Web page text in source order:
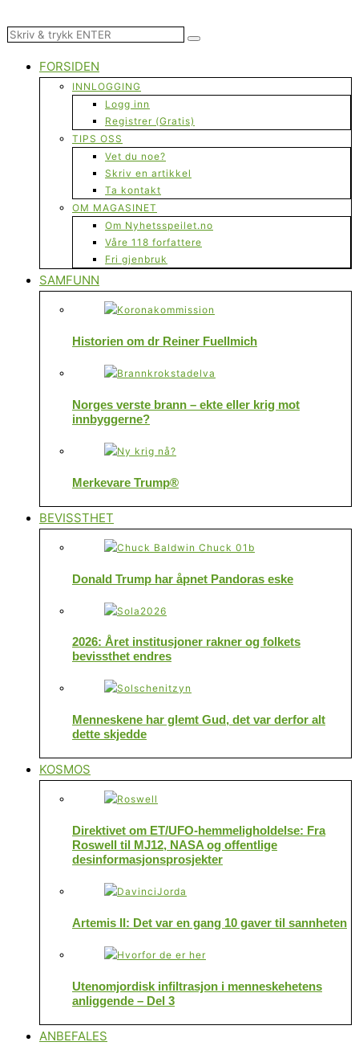
FORSIDEN
INNLOGGING
Logg inn
Registrer (Gratis)
TIPS OSS
Vet du noe?
Skriv en artikkel
Ta kontakt
OM MAGASINET
Om Nyhetsspeilet.no
Våre 118 forfattere
Fri gjenbruk
SAMFUNN
Historien om dr Reiner Fuellmich
Norges verste brann – ekte eller krig mot
innbyggerne?
Merkevare Trump®
BEVISSTHET
Donald Trump har åpnet Pandoras eske
2026: Året institusjoner rakner og folkets
bevissthet endres
Menneskene har glemt Gud, det var derfor alt
dette skjedde
KOSMOS
Direktivet om ET/UFO-hemmeligholdelse: Fra
Roswell til MJ12, NASA og offentlige
desinformasjonsprosjekter
Artemis II: Det var en gang 10 gaver til sannheten
Utenomjordisk infiltrasjon i menneskehetens
anliggende – Del 3
ANBEFALES